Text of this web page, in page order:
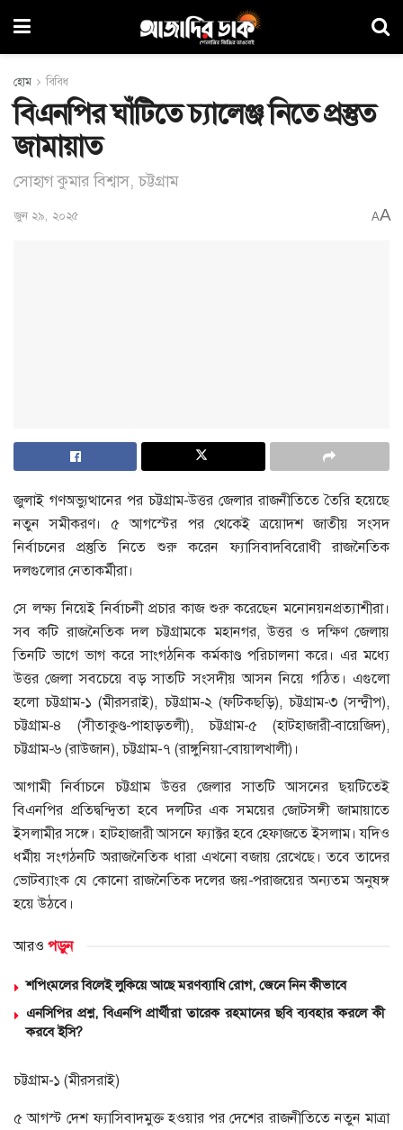
হোম বিবিধ
বিএনপির ঘাঁটিতে চ্যালেঞ্জ নিতে প্রস্তুত
জামায়াত
সোহাগ কুমার বিশ্বাস, চট্টগ্রাম
জুন ২৯, ২০২৫ AA
জুলাই গণঅভ্যুত্থানের পর চট্টগ্রাম-উত্তর জেলার রাজনীতিতে তৈরি হয়েছে
নতুন সমীকরণ। ৫ আগস্টের পর থেকেই ত্রয়োদশ জাতীয় সংসদ
নির্বাচনের প্রস্তুতি নিতে শুরু করেন ফ্যাসিবাদবিরোধী রাজনৈতিক
দলগুলোর নেতাকর্মীরা।
সে লক্ষ্য নিয়েই নির্বাচনী প্রচার কাজ শুরু করেছেন মনোনয়নপ্রত্যাশীরা।
সব কটি রাজনৈতিক দল চট্টগ্রামকে মহানগর, উত্তর ও দক্ষিণ জেলায়
তিনটি ভাগে ভাগ করে সাংগঠনিক কর্মকাণ্ড পরিচালনা করে। এর মধ্যে
উত্তর জেলা সবচেয়ে বড় সাতটি সংসদীয় আসন নিয়ে গঠিত। এগুলো
হলো চট্টগ্রাম-১ (মীরসরাই), চট্টগ্রাম-২ (ফটিকছড়ি), চট্টগ্রাম-৩ (সন্দ্বীপ),
চট্টগ্রাম-৪ (সীতাকুণ্ড-পাহাড়তলী), চট্টগ্রাম-৫ (হাটহাজারী-বায়েজিদ),
চট্টগ্রাম-৬ (রাউজান), চট্টগ্রাম-৭ (রাঙ্গুনিয়া-বোয়ালখালী)।
আগামী নির্বাচনে চট্টগ্রাম উত্তর জেলার সাতটি আসনের ছয়টিতেই
বিএনপির প্রতিদ্বন্দ্বিতা হবে দলটির এক সময়ের জোটসঙ্গী জামায়াতে
ইসলামীর সঙ্গে। হাটহাজারী আসনে ফ্যাক্টর হবে হেফাজতে ইসলাম। যদিও
ধর্মীয় সংগঠনটি অরাজনৈতিক ধারা এখনো বজায় রেখেছে। তবে তাদের
ভোটব্যাংক যে কোনো রাজনৈতিক দলের জয়-পরাজয়ের অন্যতম অনুষঙ্গ
হয়ে উঠবে।
আরও পড়ুন
শপিংমলের বিলেই লুকিয়ে আছে মরণব্যাধি রোগ, জেনে নিন কীভাবে
এনসিপির প্রশ্ন, বিএনপি প্রার্থীরা তারেক রহমানের ছবি ব্যবহার করলে কী
করবে ইসি?
চট্টগ্রাম-১ (মীরসরাই)
৫ আগস্ট দেশ ফ্যাসিবাদমুক্ত হওয়ার পর দেশের রাজনীতিতে নতুন মাত্রা